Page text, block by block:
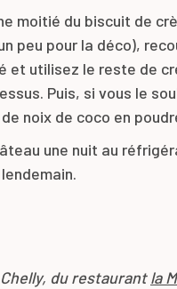
moitié du biscuit de
peu pour la déco),
et utilisez le reste de
Puis, si vous le
noix de coco en
une nuit au
du restaurantla